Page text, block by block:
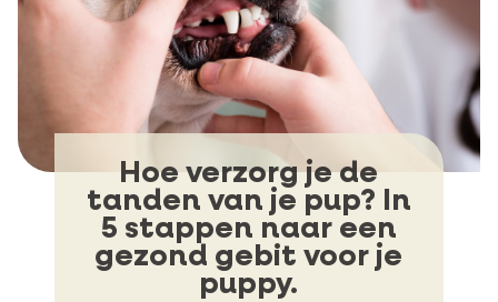
Hoe verzorg je de
tanden van je pup? In
5 stappen naar een
gezond gebit voor je
puppy.